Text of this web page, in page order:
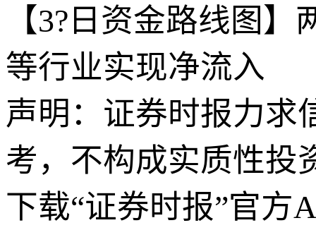
【3?日资金路线图
等行业实现净流入
声明：证券时报力求
考，不构成实质性投
下载“证券时报”官方